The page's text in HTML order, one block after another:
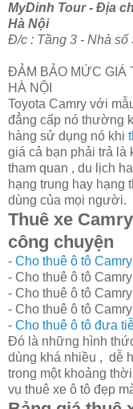
MyDinh Tour - Địa
Hà Nội
Đ/c : Tầng 3 - Nhà
ĐẢM BẢO MỨC GIÁ
HÀ NỘI
Toyota Camry với
đẳng cấp nó thường
hàng sử dụng nó khi
giá cả bạn phải trả là
tham quan , du lịch
hạng trung hay
dùng của mọi người.
Thuê xe
công chuyện
- Cho thuê ô tô Camry
- Cho thuê ô tô
- Cho thuê ô tô
- Cho thuê ô tô
- Cho thuê ô tô đưa
Đó là những hình
dùng khá nhiều , dễ
trong một khoảng
vụ thuê xe ô tô đẹp